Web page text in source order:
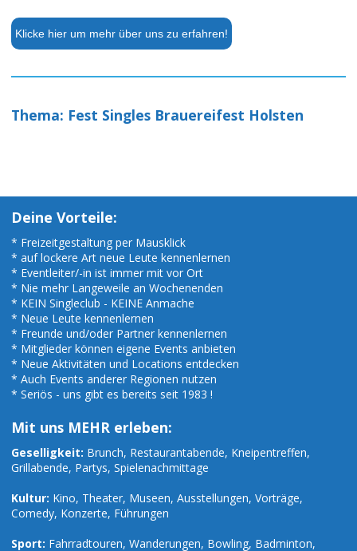
Klicke hier um mehr über uns zu erfahren!
Thema: Fest Singles Brauereifest Holsten
Deine Vorteile:
* Freizeitgestaltung per Mausklick
* auf lockere Art neue Leute kennenlernen
* Eventleiter/-in ist immer mit vor Ort
* Nie mehr Langeweile an Wochenenden
* KEIN Singleclub - KEINE Anmache
* Neue Leute kennenlernen
* Freunde und/oder Partner kennenlernen
* Mitglieder können eigene Events anbieten
* Neue Aktivitäten und Locations entdecken
* Auch Events anderer Regionen nutzen
* Seriös - uns gibt es bereits seit 1983 !
Mit uns MEHR erleben:
Geselligkeit: Brunch, Restaurantabende, Kneipentreffen,
Grillabende, Partys, Spielenachmittage
Kultur: Kino, Theater, Museen, Ausstellungen, Vorträge,
Comedy, Konzerte, Führungen
Sport: Fahrradtouren, Wanderungen, Bowling, Badminton,